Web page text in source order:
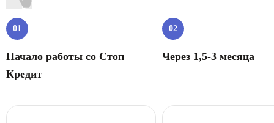
01
Начало работы со Стоп
Кредит
02
Через 1,5-3 месяца